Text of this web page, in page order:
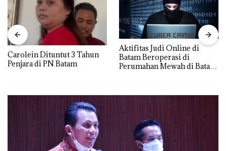
Carolein Dituntut 3 Tahun
Penjara di PN Batam
Aktifitas Judi Online di
Batam Beroperasi di
Perumahan Mewah di Batam